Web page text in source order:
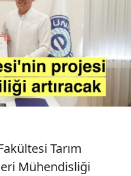
Tarım
Mühendisliği